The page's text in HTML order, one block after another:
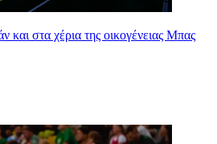
και στα χέρια της οικογένειας Μπας